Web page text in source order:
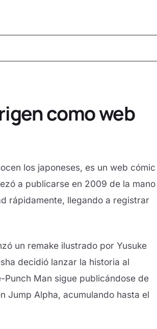
como web
los japoneses, es un web cómic
a publicarse en 2009 de la mano
rápidamente, llegando a registrar
un remake ilustrado por Yusuke
decidió lanzar la historia al
Man sigue publicándose de
Jump Alpha, acumulando hasta el